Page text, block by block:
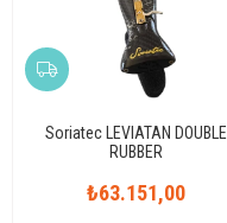
Soriatec LEVIATAN DOUBLE
RUBBER
₺63.151,00